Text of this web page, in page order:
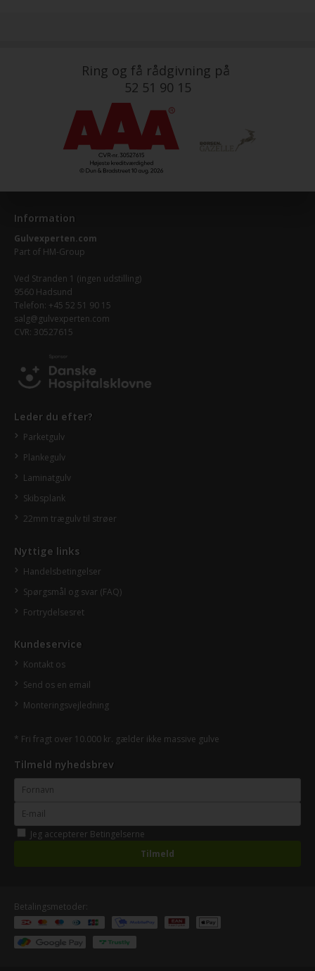
Ring og få rådgivning på
52 51 90 15
Information
Gulvexperten.com
Part of HM-Group
Ved Stranden 1 (ingen udstilling)
9560 Hadsund
Telefon: +45 52 51 90 15
salg@gulvexperten.com
CVR: 30527615
Leder du efter?
Parketgulv
Plankegulv
Laminatgulv
Skibsplank
22mm trægulv til strøer
Nyttige links
Handelsbetingelser
Spørgsmål og svar (FAQ)
Fortrydelsesret
Kundeservice
Kontakt os
Send os en email
Monteringsvejledning
* Fri fragt over 10.000 kr. gælder ikke massive gulve
Tilmeld nyhedsbrev
Jeg accepterer Betingelserne
Betalingsmetoder: